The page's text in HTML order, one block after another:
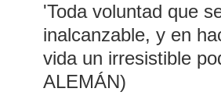
'Toda voluntad que
inalcanzable, y en
vida un irresistible
ALEMÁN)